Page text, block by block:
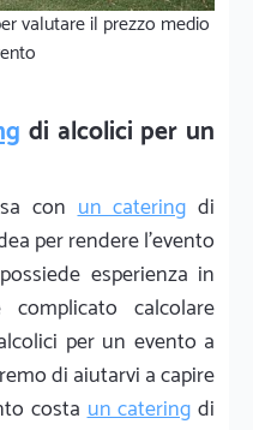
valutare il prezzo medio
di alcolici per un
conun catering di
per rendere l'evento
esperienza in
calcolare
per un evento a
di aiutarvi a capire
costaun catering di